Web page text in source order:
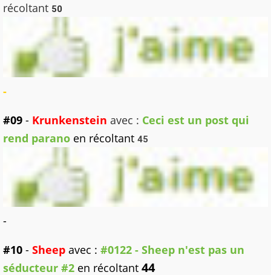
récoltant 50
-
#09 - Krunkenstein avec : Ceci est un post qui
rend parano en récoltant 45
-
#10 - Sheep avec : #0122 - Sheep n'est pas un
séducteur #2 en récoltant 44